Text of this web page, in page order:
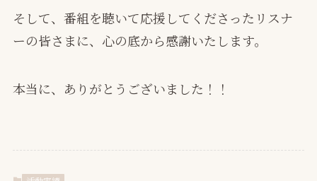
そして、番組を聴いて応援してくださったリスナ
ーの皆さまに、心の底から感謝いたします。
本当に、ありがとうございました！！